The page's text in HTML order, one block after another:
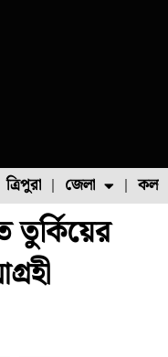
মাছ চাষ
ত্রিপুরা জেলা
উত্তর ২৪ পরগনা
তুর্কিয়ের